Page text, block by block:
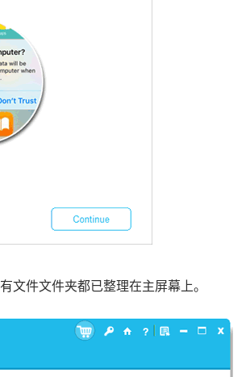
文件文件夹都已整理在主屏幕上。